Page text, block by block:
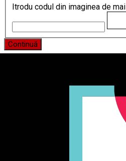
Itrodu codul din imaginea de
Continuă
Producător și importator de